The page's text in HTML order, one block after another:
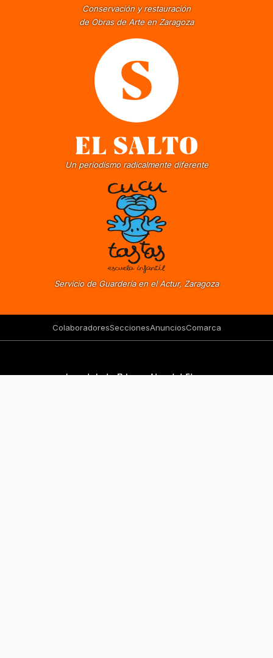
Conservación y restauración
de Obras de Arte en Zaragoza
Un periodismo radicalmente diferente
Servicio de Guardería en el Actur, Zaragoza
ColaboradoresSeccionesAnunciosComarca